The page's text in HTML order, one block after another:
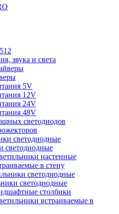
звука и света
5V
12V
24V
48V
светодиодов
светодиодные
настенные
в стену
светодиодные
столбики
встраиваемые в